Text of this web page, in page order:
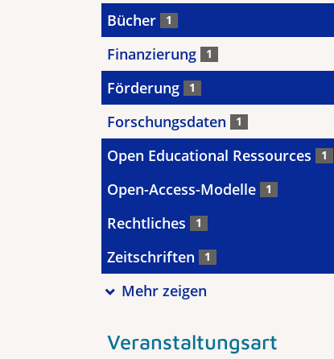
Bücher 1
Finanzierung 1
Förderung 1
Forschungsdaten 1
Open Educational Ressources 1
Open-Access-Modelle 1
Rechtliches 1
Zeitschriften 1
Mehr zeigen
Veranstaltungsart